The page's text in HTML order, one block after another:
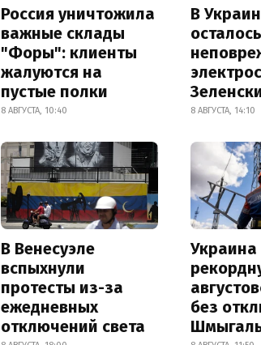
Россия уничтожила
важные склады
"Форы": клиенты
жалуются на
пустые полки
8 АВГУСТА, 10:40
В
8 АВГУСТА, 14:10
В Венесуэле
вспыхнули
протесты из-за
ежедневных
отключений света
без